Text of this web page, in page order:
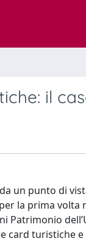
il
un punto di
la prima
Patrimonio
turistiche